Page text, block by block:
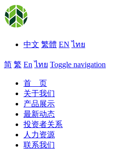
中文 繁體 EN ไทย
简 繁 En ไทย Toggle navigation
首 页
关于我们
产品展示
最新动态
投资者关系
人力资源
联系我们